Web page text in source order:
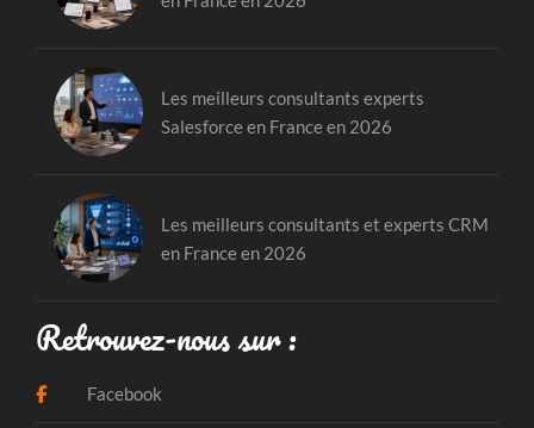
Les meilleurs consultants experts
Salesforce en France en 2026
Les meilleurs consultants et experts CRM
en France en 2026
Retrouvez-nous sur :
Facebook